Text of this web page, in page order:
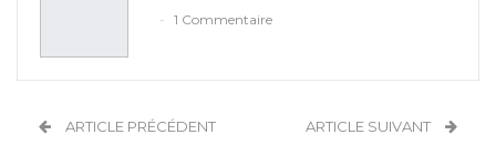
1 Commentaire
ARTICLE PRÉCÉDENT ARTICLE SUIVANT